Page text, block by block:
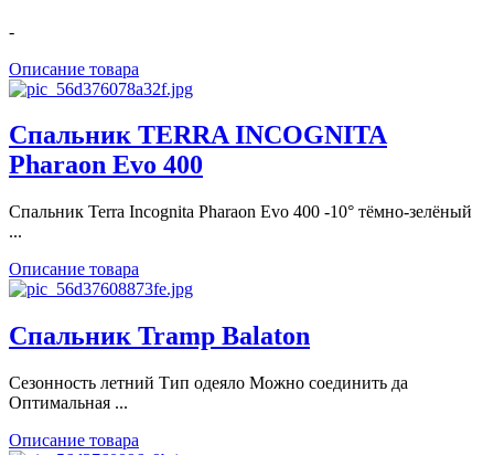
-
Описание товара
Спальник TERRA INCOGNITA
Pharaon Evo 400
Спальник Terra Incognita Pharaon Evo 400 -10° тёмно-зелёный
...
Описание товара
Спальник Tramp Balaton
Сезонность летний Тип одеяло Можно соединить да
Оптимальная ...
Описание товара